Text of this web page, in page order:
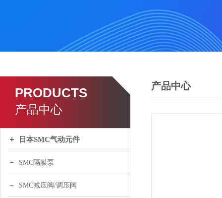
PRODUCTS
产品中心
日本SMC气动元件
SMC隔膜泵
SMC减压阀/调压阀
产品中心